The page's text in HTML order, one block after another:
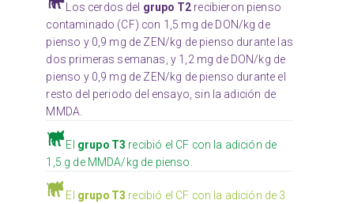
Los cerdos del grupo T2 recibieron pienso
contaminado (CF) con 1,5 mg de DON/kg de
pienso y 0,9 mg de ZEN/kg de pienso durante las
dos primeras semanas, y 1,2 mg de DON/kg de
pienso y 0,9 mg de ZEN/kg de pienso durante el
resto del periodo del ensayo, sin la adición de
MMDA.
El grupo T3 recibió el CF con la adición de
1,5 g de MMDA/kg de pienso.
El grupo T3 recibió el CF con la adición de 3